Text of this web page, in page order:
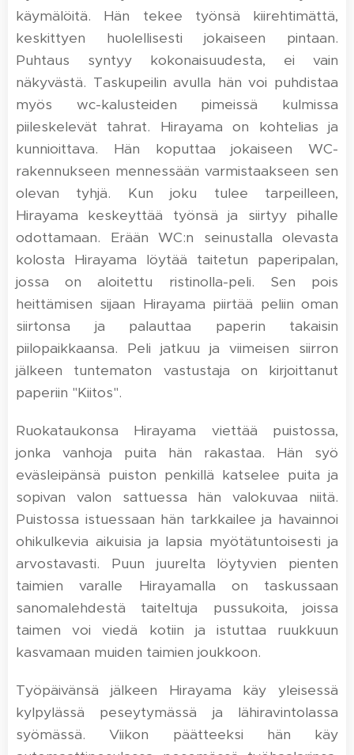
käymälöitä. Hän tekee työnsä kiirehtimättä,
keskittyen huolellisesti jokaiseen pintaan.
Puhtaus syntyy kokonaisuudesta, ei vain
näkyvästä. Taskupeilin avulla hän voi puhdistaa
myös wc-kalusteiden pimeissä kulmissa
piileskelevät tahrat. Hirayama on kohtelias ja
kunnioittava. Hän koputtaa jokaiseen WC-
rakennukseen mennessään varmistaakseen sen
olevan tyhjä. Kun joku tulee tarpeilleen,
Hirayama keskeyttää työnsä ja siirtyy pihalle
odottamaan. Erään WC:n seinustalla olevasta
kolosta Hirayama löytää taitetun paperipalan,
jossa on aloitettu ristinolla-peli. Sen pois
heittämisen sijaan Hirayama piirtää peliin oman
siirtonsa ja palauttaa paperin takaisin
piilopaikkaansa. Peli jatkuu ja viimeisen siirron
jälkeen tuntematon vastustaja on kirjoittanut
paperiin "Kiitos".
Ruokataukonsa Hirayama viettää puistossa,
jonka vanhoja puita hän rakastaa. Hän syö
eväsleipänsä puiston penkillä katselee puita ja
sopivan valon sattuessa hän valokuvaa niitä.
Puistossa istuessaan hän tarkkailee ja havainnoi
ohikulkevia aikuisia ja lapsia myötätuntoisesti ja
arvostavasti. Puun juurelta löytyvien pienten
taimien varalle Hirayamalla on taskussaan
sanomalehdestä taiteltuja pussukoita, joissa
taimen voi viedä kotiin ja istuttaa ruukkuun
kasvamaan muiden taimien joukkoon.
Työpäivänsä jälkeen Hirayama käy yleisessä
kylpylässä peseytymässä ja lähiravintolassa
syömässä. Viikon päätteeksi hän käy